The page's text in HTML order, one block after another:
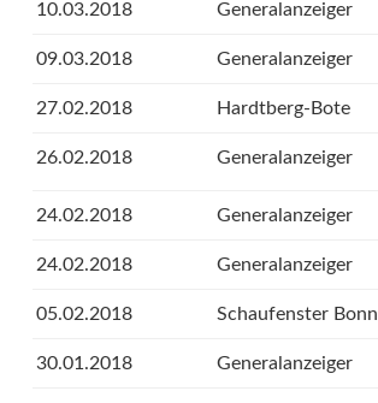
10.03.2018 Generalanzeiger
09.03.2018 Generalanzeiger
27.02.2018 Hardtberg-Bote
26.02.2018 Generalanzeiger
24.02.2018 Generalanzeiger
24.02.2018 Generalanzeiger
05.02.2018 Schaufenster Bonn
30.01.2018 Generalanzeiger